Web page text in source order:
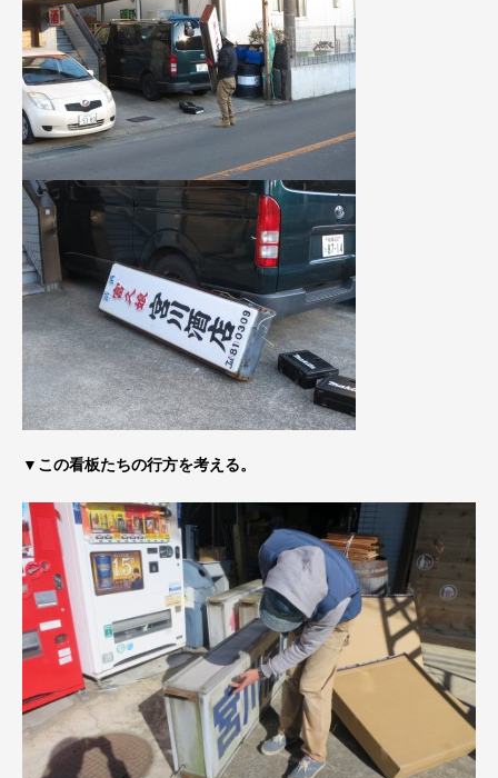
▼この看板たちの行方を考える。